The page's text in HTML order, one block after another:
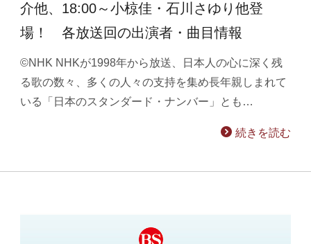
介他、18:00～小椋佳・石川さゆり他登
場！ 各放送回の出演者・曲目情報
©NHK NHKが1998年から放送、日本人の心に深く残
る歌の数々、多くの人々の支持を集め長年親しまれて
いる「日本のスタンダード・ナンバー」とも…
続きを読む